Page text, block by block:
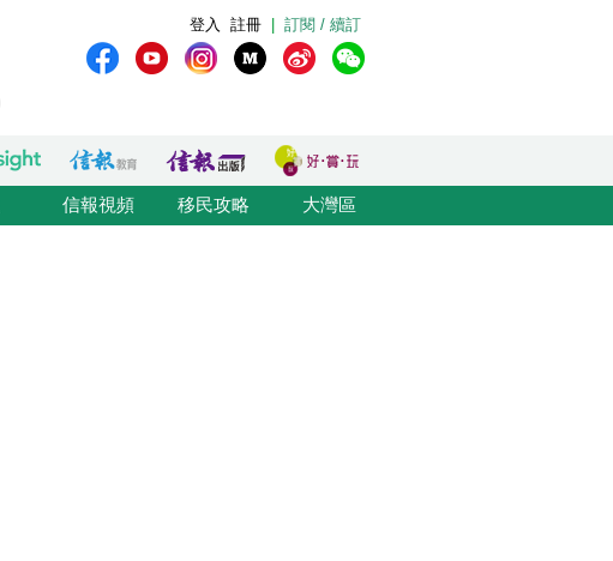
訂閱 / 續訂
註冊
登入
信報視頻 移民攻略 大灣區